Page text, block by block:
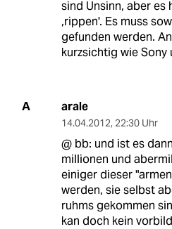
sind Unsinn, aber es
,rippen'. Es muss
gefunden werden.
kurzsichtig wie Sony
A arale
14.04.2012, 22:30 Uhr
@ bb: und ist es
millionen und
einiger dieser
werden, sie selbst
ruhms gekommen
kan doch kein